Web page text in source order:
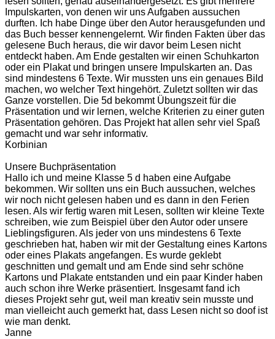
Impulskarten, von denen wir uns Aufgaben aussuchen
durften. Ich habe Dinge über den Autor herausgefunden und
das Buch besser kennengelernt. Wir finden Fakten über das
gelesene Buch heraus, die wir davor beim Lesen nicht
entdeckt haben. Am Ende gestalten wir einen Schuhkarton
oder ein Plakat und bringen unsere Impulskarten an. Das
sind mindestens 6 Texte. Wir mussten uns ein genaues Bild
machen, wo welcher Text hingehört. Zuletzt sollten wir das
Ganze vorstellen. Die 5d bekommt Übungszeit für die
Präsentation und wir lernen, welche Kriterien zu einer guten
Präsentation gehören. Das Projekt hat allen sehr viel Spaß
gemacht und war sehr informativ.
Korbinian
Unsere Buchpräsentation
Hallo ich und meine Klasse 5 d haben eine Aufgabe
bekommen. Wir sollten uns ein Buch aussuchen, welches
wir noch nicht gelesen haben und es dann in den Ferien
lesen. Als wir fertig waren mit Lesen, sollten wir kleine Texte
schreiben, wie zum Beispiel über den Autor oder unsere
Lieblingsfiguren. Als jeder von uns mindestens 6 Texte
geschrieben hat, haben wir mit der Gestaltung eines Kartons
oder eines Plakats angefangen. Es wurde geklebt
geschnitten und gemalt und am Ende sind sehr schöne
Kartons und Plakate entstanden und ein paar Kinder haben
auch schon ihre Werke präsentiert. Insgesamt fand ich
dieses Projekt sehr gut, weil man kreativ sein musste und
man vielleicht auch gemerkt hat, dass Lesen nicht so doof ist
wie man denkt.
Janne